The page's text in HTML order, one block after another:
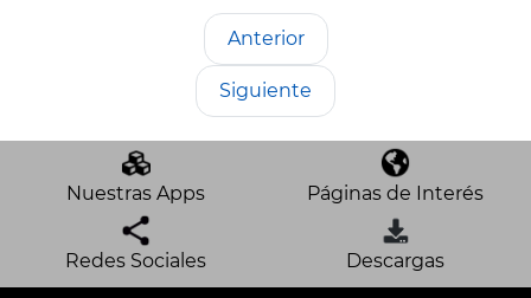
Anterior
Siguiente
Nuestras Apps Páginas de Interés
Redes Sociales Descargas